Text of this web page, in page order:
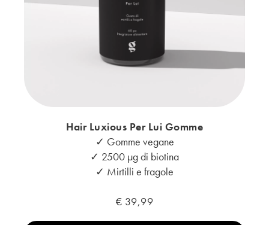
Hair Luxious Per Lui Gomme
✓ Gomme vegane
✓ 2500 μg di biotina
✓ Mirtilli e fragole
€ 39,99